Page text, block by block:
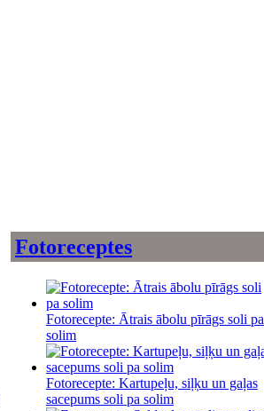
Fotoreceptes
Fotorecepte: Ātrais ābolu pīrāgs soli pa
solim
Fotorecepte: Kartupeļu, siļķu un gaļas
sacepums soli pa solim